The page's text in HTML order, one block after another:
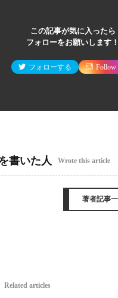
この記事が気に入ったら
フォローをお願いします！
フォローする Follow
書いた人 Wrote this article
著者記事
Related articles